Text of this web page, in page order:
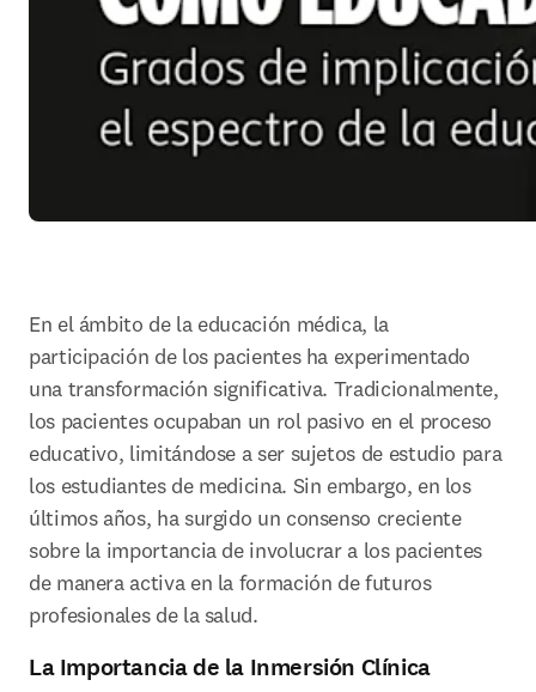
En el ámbito de la educación médica, la
participación de los pacientes ha experimentado
una transformación significativa. Tradicionalmente,
los pacientes ocupaban un rol pasivo en el proceso
educativo, limitándose a ser sujetos de estudio para
los estudiantes de medicina. Sin embargo, en los
últimos años, ha surgido un consenso creciente
sobre la importancia de involucrar a los pacientes
de manera activa en la formación de futuros
profesionales de la salud.
La Importancia de la Inmersión Clínica